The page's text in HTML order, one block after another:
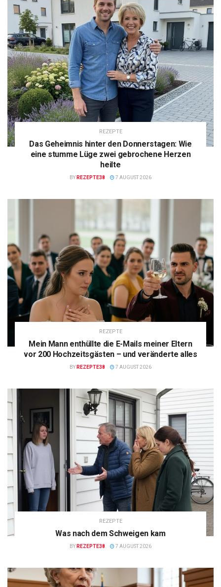
REZEPTE
Das Geheimnis hinter den Donnerstagen: Wie
eine stumme Lüge zwei gebrochene Herzen
heilte
BY REZEPTE38 7 AUGUST 2026
REZEPTE
Mein Mann enthüllte die E-Mails meiner Eltern
vor 200 Hochzeitsgästen – und veränderte alles
BY REZEPTE38 7 AUGUST 2026
REZEPTE
Was nach dem Schweigen kam
BY REZEPTE38 7 AUGUST 2026